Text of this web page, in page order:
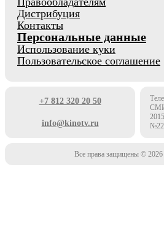
Дистрибуция
Контакты
Персональные данные
Использование куки
Пользовательское соглашение
+7 812 320 20 50
info@kinotv.ru
СМИ
Все права защищены © 2026